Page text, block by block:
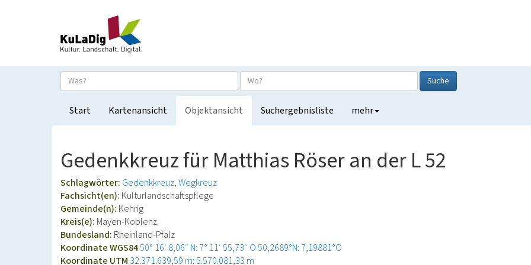
Suche
Start Kartenansicht Objektansicht Suchergebnisliste mehr
Gedenkkreuz für Matthias Röser an der L 52
Schlagwörter: Gedenkkreuz Wegkreuz
Fachsicht(en): Kulturlandschaftspflege
Gemeinde(n): Kehrig
Kreis(e): Mayen-Koblenz
Bundesland: Rheinland-Pfalz
Koordinate WGS8450° 16′ 8,06″ N: 7° 11′ 55,73″ O50,2689°N: 7,19881°O
Koordinate UTM 32.371.639,59 m: 5.570.081,33 m